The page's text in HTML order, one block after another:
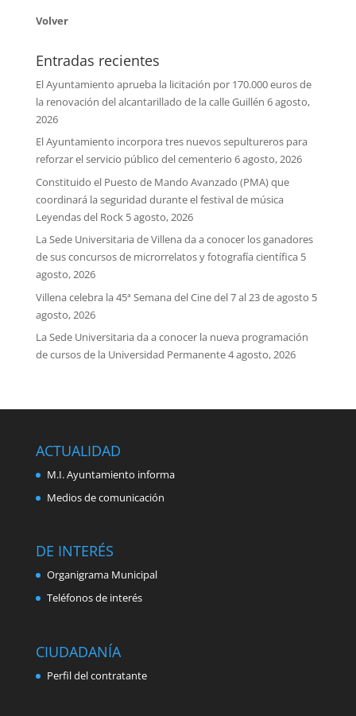
Volver
Entradas recientes
El Ayuntamiento aprueba la licitación por 170.000 euros de
la renovación del alcantarillado de la calle Guillén 6 agosto,
2026
El Ayuntamiento incorpora tres nuevos sepultureros para
reforzar el servicio público del cementerio 6 agosto, 2026
Constituido el Puesto de Mando Avanzado (PMA) que
coordinará la seguridad durante el festival de música
Leyendas del Rock 5 agosto, 2026
La Sede Universitaria de Villena da a conocer los ganadores
de sus concursos de microrrelatos y fotografía científica 5
agosto, 2026
Villena celebra la 45ª Semana del Cine del 7 al 23 de agosto 5
agosto, 2026
La Sede Universitaria da a conocer la nueva programación
de cursos de la Universidad Permanente4 agosto, 2026
ACTUALIDAD
M.I. Ayuntamiento informa
Medios de comunicación
DE INTERÉS
Organigrama Municipal
Teléfonos de interés
CIUDADANÍA
Perfil del contratante